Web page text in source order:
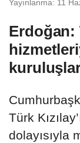
Yayınlanma: 11
Erdoğan:
Türk
dolayısıyla